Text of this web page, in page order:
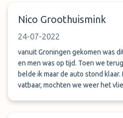
Nico Groothuismink
24-07-2022
vanuit Groningen gekomen was
en men was op tijd. Toen we terug waren op het vliegveld
belde ik maar de auto stond klaar. Dus ideaal, voor herhaling
vatbaar, mochten we weer het